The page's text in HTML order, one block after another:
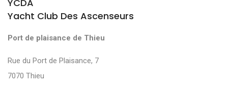
YCDA
Yacht Club Des Ascenseurs
Port de plaisance de Thieu
Rue du Port de Plaisance, 7
7070 Thieu